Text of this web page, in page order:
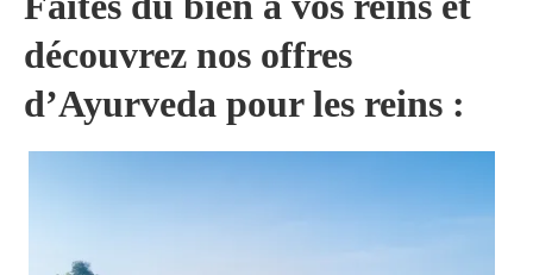
découvrez nos offres
d’Ayurveda pour les reins :